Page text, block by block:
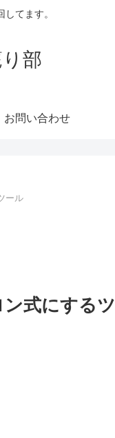
てます。
部
お問い合わせ
ール
式にするツ